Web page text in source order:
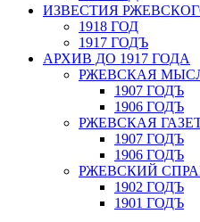
ИЗВЕСТИЯ
1918 ГОД
1917 ГОДЪ
АРХИВ ДО 1917 ГОДА
РЖЕВСКАЯ
1907 ГОДЪ
1906 ГОДЪ
РЖЕВСКАЯ
1907 ГОДЪ
1906 ГОДЪ
РЖЕВСКИЙ
1902 ГОДЪ
1901 ГОДЪ